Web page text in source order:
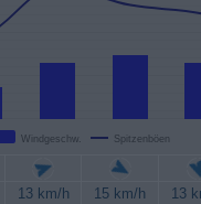
Windgeschw. Spitzenböen
13 km/h 15 km/h
13